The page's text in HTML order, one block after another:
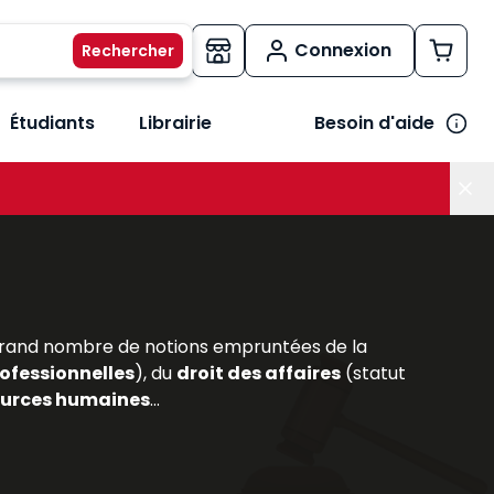
Connexion
métiers
le sous-menu Vos besoins
Étudiants Librairie Besoin d'aide
nombre de notions empruntées de la
), du droit des affaires (statut
humaines...